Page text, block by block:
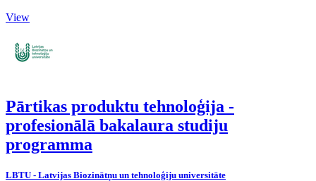
View
Pārtikas produktu tehnoloģija -
profesionālā bakalaura studiju
programma
LBTU - Latvijas Biozinātņu un tehnoloģiju universitāte